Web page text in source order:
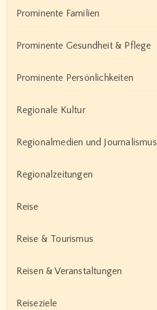
Prominente Familien
Prominente Gesundheit & Pflege
Prominente Persönlichkeiten
Regionale Kultur
Regionalmedien und Journalismus
Regionalzeitungen
Reise
Reise & Tourismus
Reisen & Veranstaltungen
Reiseziele